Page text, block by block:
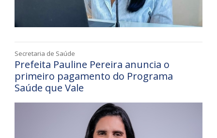
Secretaria de Saúde
Prefeita Pauline Pereira anuncia o
primeiro pagamento do Programa
Saúde que Vale